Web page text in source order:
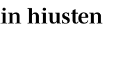
hiusten